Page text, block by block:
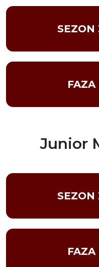
SEZON
Junior
SEZON